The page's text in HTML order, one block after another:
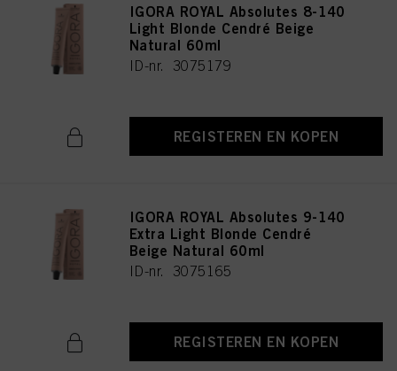
IGORA ROYAL Absolutes 8-140
Light Blonde Cendré Beige
Natural 60ml
ID-nr. 3075179
REGISTEREN EN KOPEN
IGORA ROYAL Absolutes 9-140
Extra Light Blonde Cendré
Beige Natural 60ml
ID-nr. 3075165
REGISTEREN EN KOPEN